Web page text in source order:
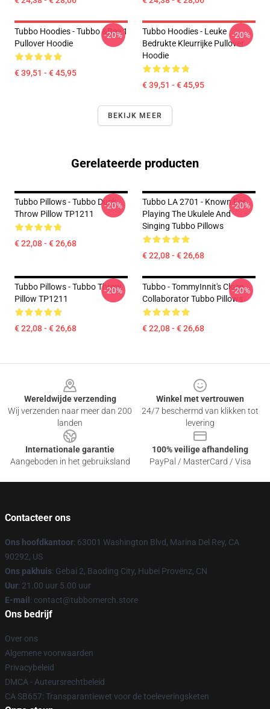
Tubbo Hoodies - Tubbo &Bee 1
Pullover Hoodie
€ 39,51 - € 45,95
-20%
Tubbo Hoodies - Leuke
Bedrukte Kleurrijke Pullover
Hoodie
€ 39,51 - € 45,95
-20%
BEKIJK MEER
Gerelateerde producten
Tubbo Pillows - Tubbo Duck
Throw Pillow TP1211
€ 22,08 - € 26,68
-20%
Tubbo LA 2701 - Known For
Playing The Ukulele And
Singing Tubbo Pillows
€ 22,08 - € 26,68
-20%
Tubbo Pillows - Tubbo Throw
Pillow TP1211
€ 22,08 - € 26,68
-20%
Tubbo - TommyInnit's Close
Collaborator Tubbo Pillows
€ 22,08 - € 26,68
-20%
Wereldwijde verzending
Wij verzenden naar meer dan 200
landen
Winkel met vertrouwen
24/7 beschermd van klikken tot
levering
Internationale garantie
Aangeboden in het gebruiksland
100% veilige afhandeling
PayPal / MasterCard / Visa
Contacteer ons
Ons hoofdkantoor: 63001 Washington Blvd, Marina Del Rey, CA
90292, US
Ons pakhuis: Gebai 2, Baoding City, Hubei Provënz, CN
Uur: 21.00 uur 5.00 uur
E-mail : contact@tubbomerch.store
Ons bedrijf
Over ons
Algemene voorwaarden
Privacybeleid
DMCA - Auteursrechtbeleid
CA SB657: Transparantiewet voor de toeleveringsketen